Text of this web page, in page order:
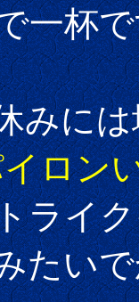
一杯
上展
ロン
ライ
か